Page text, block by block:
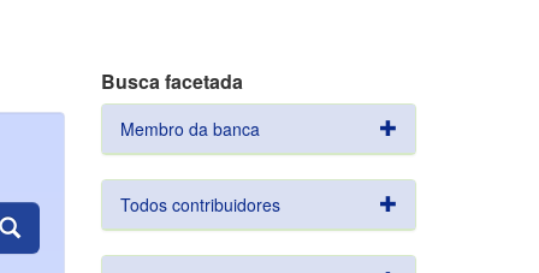
Busca facetada
Membro da banca
Todos contribuidores